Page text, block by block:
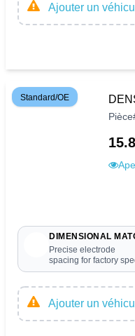
Ajouter un
Standard/OE
Pièce
DIMENSIONAL
Precise electrode
spacing for factory
Ajouter un